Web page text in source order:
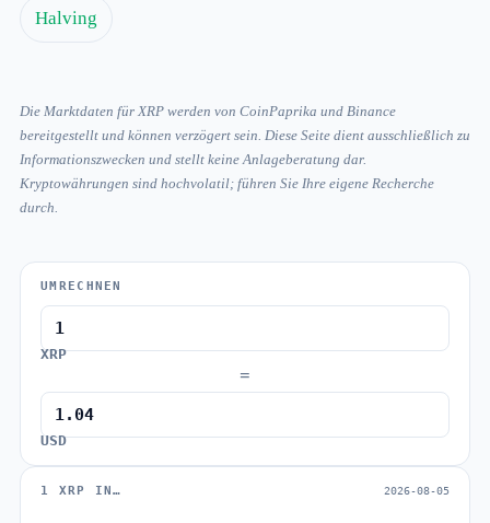
Halving
Die Marktdaten für XRP werden von CoinPaprika und Binance
bereitgestellt und können verzögert sein. Diese Seite dient ausschließlich zu
Informationszwecken und stellt keine Anlageberatung dar.
Kryptowährungen sind hochvolatil; führen Sie Ihre eigene Recherche
durch.
UMRECHNEN
XRP
=
USD
1 XRP IN… 2026-08-05